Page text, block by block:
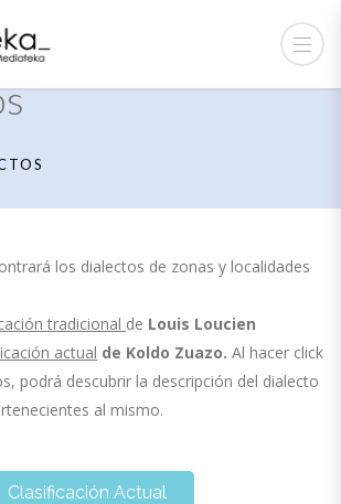
los dialectos de zonas y localidades
tradicional de Louis Loucien
actual de Koldo Zuazo. Al hacer click
podrá descubrir la descripción del dialecto
al mismo.
Clasificación Actual